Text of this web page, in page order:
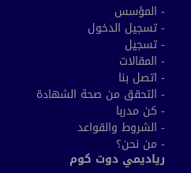
- المؤسس
- تسجيل الدخول
- تسجيل
- المقالات
- اتصل بنا
- التحقق من صحة الشهادة
- كن مدربا
- الشروط والقواعد
- من نحن؟
رياديمي دوت كوم